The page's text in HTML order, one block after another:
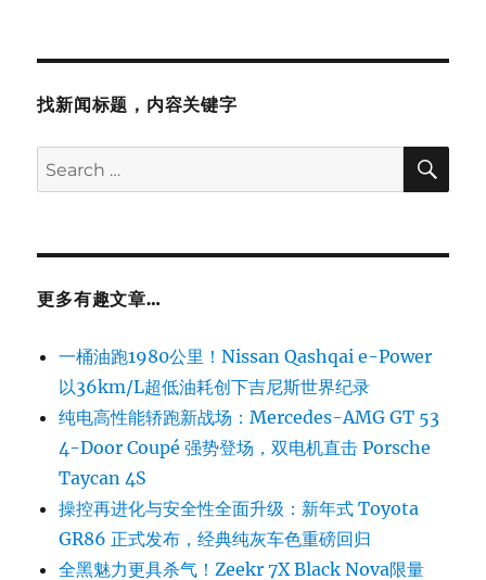
找新闻标题，内容关键字
Search
for:
更多有趣文章…
一桶油跑1980公里！Nissan Qashqai e-Power
以36km/L超低油耗创下吉尼斯世界纪录
纯电高性能轿跑新战场：Mercedes-AMG GT 53
4-Door Coupé 强势登场，双电机直击 Porsche
Taycan 4S
操控再进化与安全性全面升级：新年式 Toyota
GR86 正式发布，经典纯灰车色重磅回归
全黑魅力更具杀气！Zeekr 7X Black Nova限量